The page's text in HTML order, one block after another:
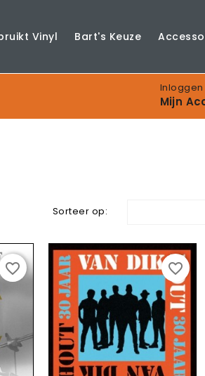
Vinyl Bart's Keuze
Inloggen
Mijn
Sorteer op:
favorite_border favorite_border